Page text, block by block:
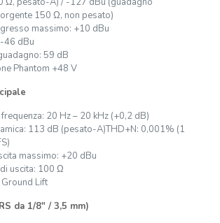
150 Ω, non pesato)
massimo: +10 dBu
46 dBu
59 dB
Phantom +48 V
20 Hz – 20 kHz (+0,2 dB)
113 dB (pesato-A)THD+N: 0,001% (1
massimo: +20 dBu
uscita: 100 Ω
Lift
da 1/8″ / 3,5 mm)